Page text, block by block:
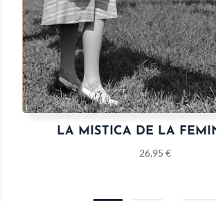
LA MISTICA DE LA
26,95 €